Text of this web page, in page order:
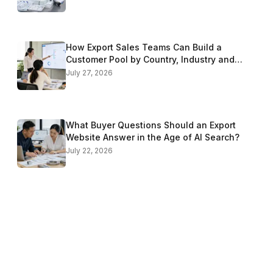
How Export Sales Teams Can Build a
Customer Pool by Country, Industry and
Buyer Role
July 27, 2026
What Buyer Questions Should an Export
Website Answer in the Age of AI Search?
July 22, 2026